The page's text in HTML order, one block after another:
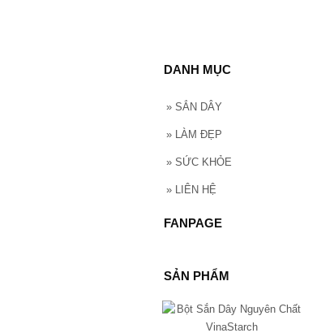
DANH MỤC
» SẮN DÂY
» LÀM ĐẸP
» SỨC KHỎE
» LIÊN HỆ
FANPAGE
SẢN PHẨM